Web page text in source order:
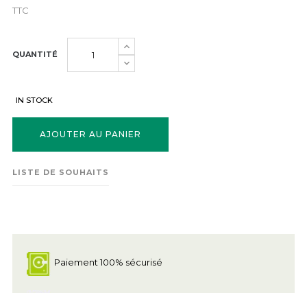
TTC
QUANTITÉ
IN STOCK
AJOUTER AU PANIER
LISTE DE SOUHAITS
Paiement 100% sécurisé